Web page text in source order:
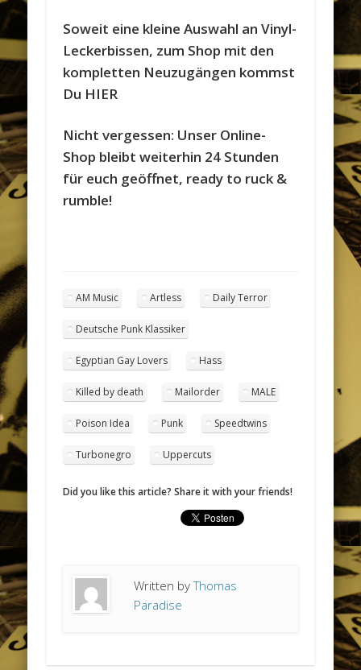
Soweit eine kleine Auswahl an Vinyl-
Leckerbissen, zum Shop mit den
kompletten Neuzugängen kommst
Du HIER
Nicht vergessen: Unser Online-
Shop bleibt weiterhin 24 Stunden
für euch geöffnet, ready to ruck &
rumble!
AM Music Artless Daily Terror
Deutsche Punk Klassiker
Egyptian Gay Lovers Hass
Killed by death Mailorder MALE
Poison Idea Punk Speedtwins
Turbonegro Uppercuts
Did you like this article? Share it with your friends!
Written byThomas
Paradise